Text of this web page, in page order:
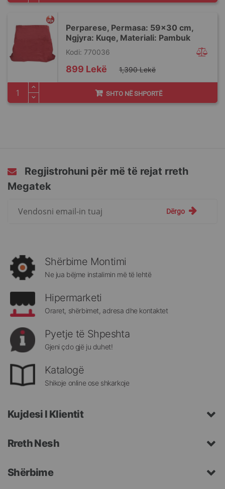
Perparese, Permasa: 59x30 cm,
Ngjyra: Kuqe, Materiali: Pambuk
Kodi: 770036
Special
Price
899 Lekë 1,390 Lekë
SHTO NË SHPORTË
Regjistrohuni për më të rejat rreth
Megatek
rreth
Megatek:
Dërgo
Shërbime Montimi
Ne jua bëjme instalimin më të lehtë
Hipermarketi
Oraret, shërbimet, adresa dhe kontaktet
Pyetje të Shpeshta
Gjeni çdo gjë ju duhet!
Katalogë
Shikoje online ose shkarkoje
Kujdesi I Klientit
Rreth Nesh
Shërbime